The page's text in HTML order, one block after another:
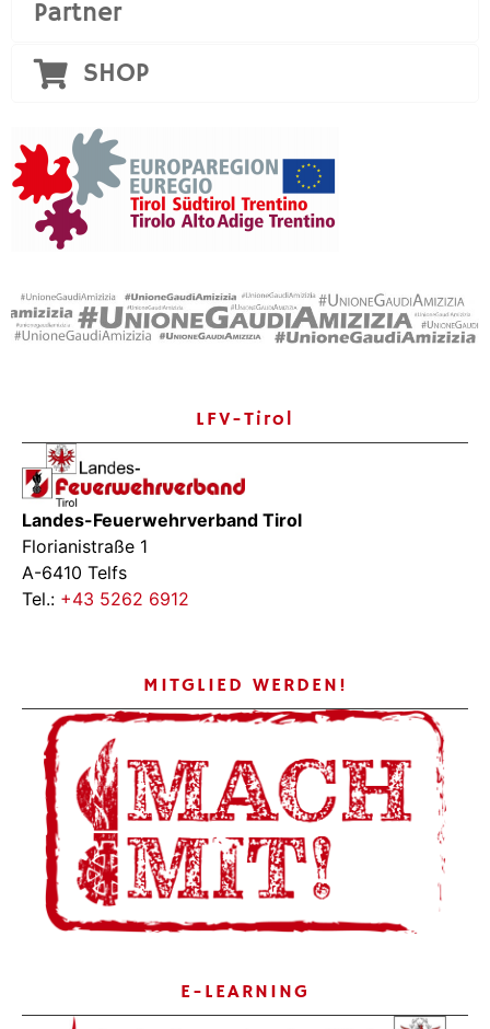
Partner
SHOP
LFV-Tirol
Landes-Feuerwehrverband Tirol
Florianistraße 1
A-6410 Telfs
Tel.: +43 5262 6912
MITGLIED WERDEN!
E-LEARNING